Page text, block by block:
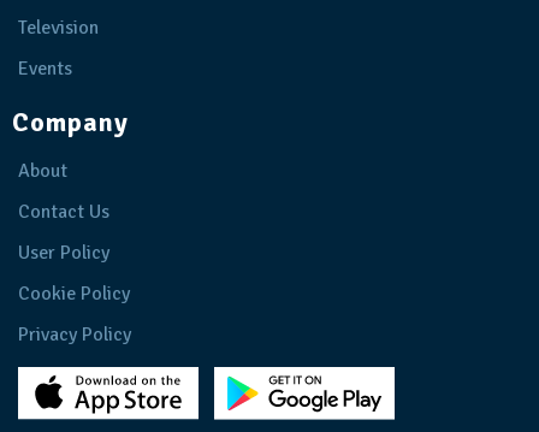
Television
Events
Company
About
Contact Us
User Policy
Cookie Policy
Privacy Policy